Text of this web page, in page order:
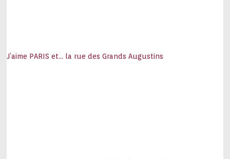
J’aime PARIS et… la rue des Grands Augustins